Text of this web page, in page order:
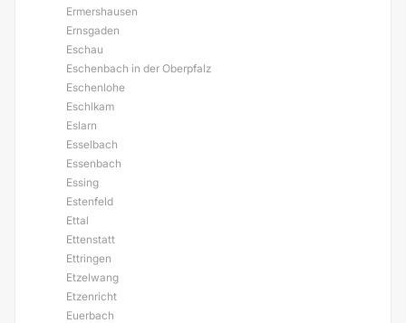
Ermershausen
Ernsgaden
Eschau
Eschenbach in der Oberpfalz
Eschenlohe
Eschlkam
Eslarn
Esselbach
Essenbach
Essing
Estenfeld
Ettal
Ettenstatt
Ettringen
Etzelwang
Etzenricht
Euerbach